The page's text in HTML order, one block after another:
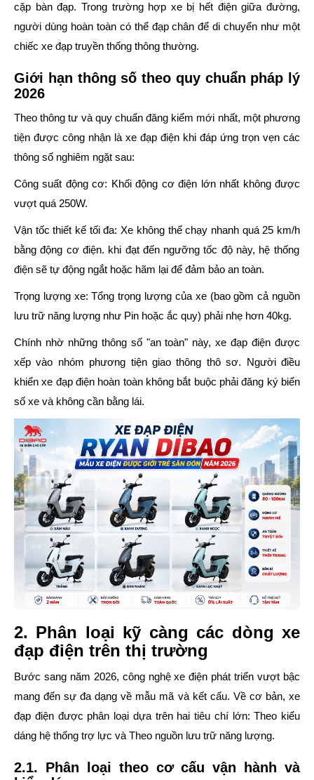
cặp bàn đạp. Trong trường hợp xe bị hết điện giữa đường,
người dùng hoàn toàn có thể đạp chân để di chuyển như một
chiếc xe đạp truyền thống thông thường.
Giới hạn thông số theo quy chuẩn pháp lý
2026
Theo thông tư và quy chuẩn đăng kiểm mới nhất, một phương
tiện được công nhận là xe đạp điện khi đáp ứng trọn vẹn các
thông số nghiêm ngặt sau:
Công suất động cơ: Khối động cơ điện lớn nhất không được
vượt quá 250W.
Vận tốc thiết kế tối đa: Xe không thể chạy nhanh quá 25 km/h
bằng động cơ điện. khi đạt đến ngưỡng tốc độ này, hệ thống
điện sẽ tự động ngắt hoặc hãm lại để đảm bảo an toàn.
Trọng lượng xe: Tổng trọng lượng của xe (bao gồm cả nguồn
lưu trữ năng lượng như Pin hoặc ắc quy) phải nhẹ hơn 40kg.
Chính nhờ những thông số "an toàn" này, xe đạp điện được
xếp vào nhóm phương tiện giao thông thô sơ. Người điều
khiển xe đạp điện hoàn toàn không bắt buộc phải đăng ký biển
số xe và không cần bằng lái.
2. Phân loại kỹ càng các dòng xe
đạp điện trên thị trường
Bước sang năm 2026, công nghệ xe điện phát triển vượt bậc
mang đến sự đa dạng về mẫu mã và kết cấu. Về cơ bản, xe
đạp điện được phân loại dựa trên hai tiêu chí lớn: Theo kiểu
dáng hệ thống trợ lực và Theo nguồn lưu trữ năng lượng.
2.1. Phân loại theo cơ cấu vận hành và